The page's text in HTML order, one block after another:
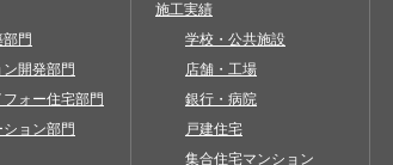
門
開発部門
ォー住宅部門
ション部門
施工実績
学校・公共施設
店舗・工場
銀行・病院
戸建住宅
集合住宅マンション